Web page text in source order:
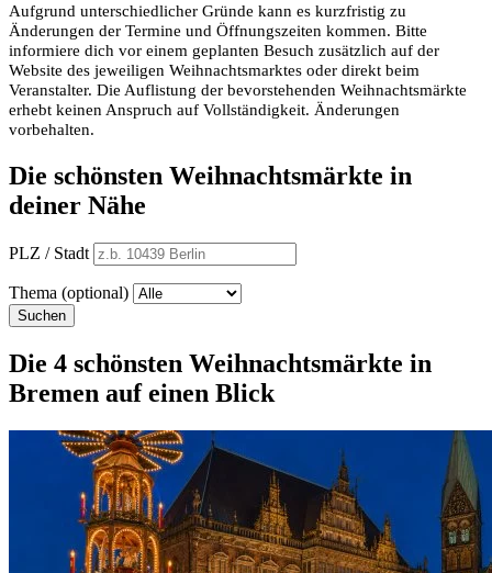
Aufgrund unterschiedlicher Gründe kann es kurzfristig zu
Änderungen der Termine und Öffnungszeiten kommen. Bitte
informiere dich vor einem geplanten Besuch zusätzlich auf der
Website des jeweiligen Weihnachtsmarktes oder direkt beim
Veranstalter. Die Auflistung der bevorstehenden Weihnachtsmärkte
erhebt keinen Anspruch auf Vollständigkeit. Änderungen
vorbehalten.
Die schönsten Weihnachtsmärkte in
deiner Nähe
PLZ / Stadt
Thema (optional)
Suchen
Die 4 schönsten Weihnachtsmärkte in
Bremen auf einen Blick